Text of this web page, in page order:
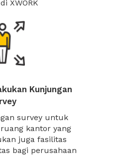
XWORK
Kunjungan
survey untuk
kantor yang
juga fasilitas
bagi perusahaan